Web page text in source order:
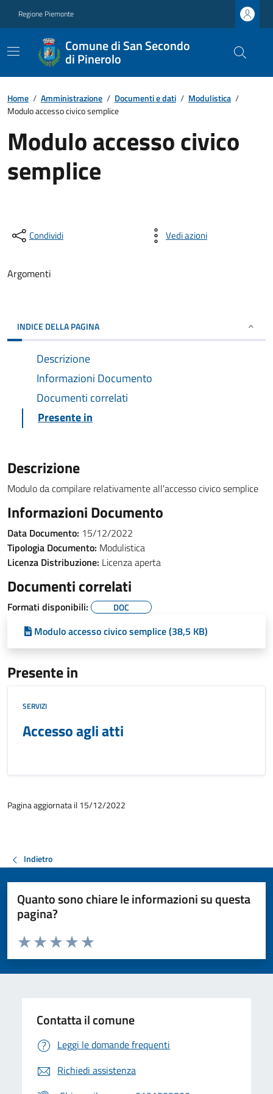
Regione Piemonte
Comune di San Secondo
di Pinerolo
Home / Amministrazione / Documenti e dati / Modulistica /
Modulo accesso civico semplice
Modulo accesso civico
semplice
Condividi Vedi azioni
Argomenti
INDICE DELLA PAGINA
Descrizione
Informazioni Documento
Documenti correlati
Presente in
Descrizione
Modulo da compilare relativamente all'accesso civico semplice
Informazioni Documento
Data Documento: 15/12/2022
Tipologia Documento: Modulistica
Licenza Distribuzione: Licenza aperta
Documenti correlati
Formati disponibili: DOC
Modulo accesso civico semplice (38,5 KB)
Presente in
SERVIZI
Accesso agli atti
Pagina aggiornata il 15/12/2022
Indietro
Quanto sono chiare le informazioni su questa
pagina?
Valuta da 1 a 5 stelle la pagina
Valuta 5 stelle su 5
Valuta 4 stelle su 5
Valuta 3 stelle su 5
Valuta 2 stelle su 5
Valuta 1 stelle su 5
Contatta il comune
Leggi le domande frequenti
Richiedi assistenza